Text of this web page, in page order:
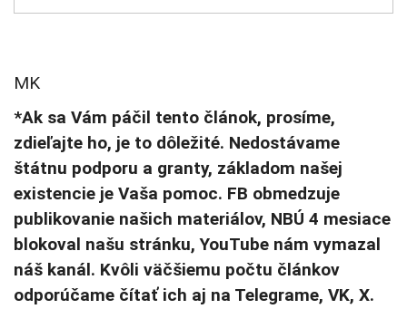
MK
*Ak sa Vám páčil tento článok, prosíme,
zdieľajte ho, je to dôležité. Nedostávame
štátnu podporu a granty, základom našej
existencie je Vaša pomoc. FB obmedzuje
publikovanie našich materiálov, NBÚ 4 mesiace
blokoval našu stránku, YouTube nám vymazal
náš kanál. Kvôli väčšiemu počtu článkov
odporúčame čítať ich aj na Telegrame, VK, X.